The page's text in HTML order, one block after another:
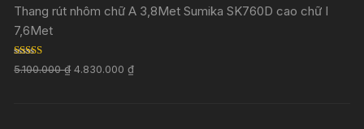
Thang rút nhôm chữ A 3,8Met Sumika SK760D cao chữ I
7,6Met
Rated5.00
out of 5
5.100.000₫ 4.830.000₫